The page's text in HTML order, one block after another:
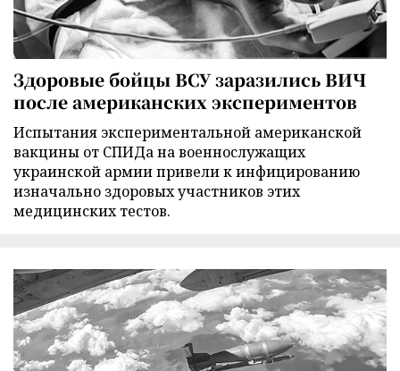
Здоровые бойцы ВСУ заразились ВИЧ
после американских экспериментов
Испытания экспериментальной американской
вакцины от СПИДа на военнослужащих
украинской армии привели к инфицированию
изначально здоровых участников этих
медицинских тестов.